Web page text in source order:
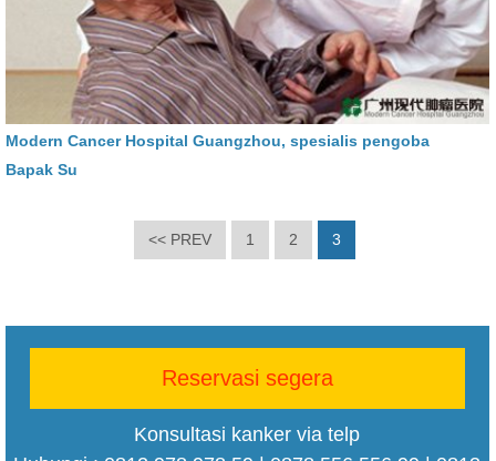
Modern Cancer Hospital Guangzhou, spesialis pengoba
Bapak Su
<< PREV 1 2 3
Reservasi segera
Konsultasi kanker via telp